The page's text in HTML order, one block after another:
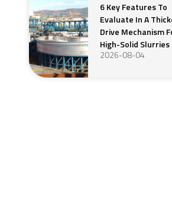
6 Key Features To
Evaluate In A
Drive Mechanism
High-Solid Slurries
2026-08-04